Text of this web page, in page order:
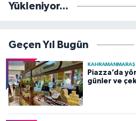
Yükleniyor...
Geçen Yıl Bugün
KAHRAMANMARAŞ
Piazza’da
günler ve